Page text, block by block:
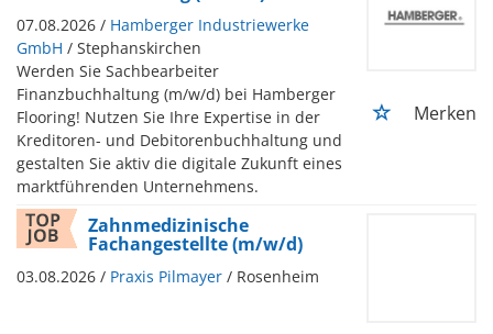
07.08.2026 / Hamberger Industriewerke
GmbH / Stephanskirchen
Werden Sie Sachbearbeiter
Finanzbuchhaltung (m/w/d) bei Hamberger
Flooring! Nutzen Sie Ihre Expertise in der
Kreditoren- und Debitorenbuchhaltung und
gestalten Sie aktiv die digitale Zukunft eines
marktführenden Unternehmens.
Merken
Zahnmedizinische
Fachangestellte (m/w/d)
03.08.2026 / Praxis Pilmayer / Rosenheim